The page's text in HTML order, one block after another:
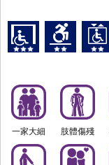
一家大細 肢體傷殘